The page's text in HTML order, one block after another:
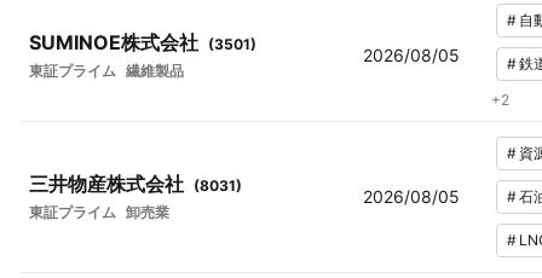
SUMINOE株式会社 (3501)
東証プライム 繊維製品
2026/08/05
# 自
#鉄
+2
三井物産株式会社 (8031)
東証プライム 卸売業
2026/08/05
# 資
#石
#